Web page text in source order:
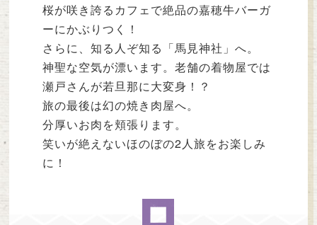
桜が咲き誇るカフェで絶品の嘉穂牛バーガ
ーにかぶりつく！
さらに、知る人ぞ知る「馬見神社」へ。
神聖な空気が漂います。老舗の着物屋では
瀬戸さんが若旦那に大変身！？
旅の最後は幻の焼き肉屋へ。
分厚いお肉を頬張ります。
笑いが絶えないほのぼの2人旅をお楽しみ
に！